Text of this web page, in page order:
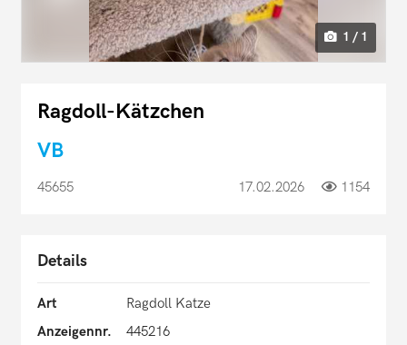
1 / 1
Ragdoll-Kätzchen
VB
45655 17.02.2026 1154
Details
Art
Ragdoll Katze
Anzeigennr.
445216